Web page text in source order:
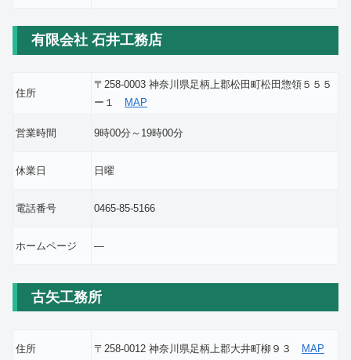
有限会社 石井工務店
住所
〒258-0003 神奈川県足柄上郡松田町松田惣領５５５
ー１
MAP
営業時間 9時00分～19時00分
休業日 日曜
電話番号 0465-85-5166
ホームページ ―
古矢工務所
住所 〒258-0012 神奈川県足柄上郡大井町柳９３ MAP